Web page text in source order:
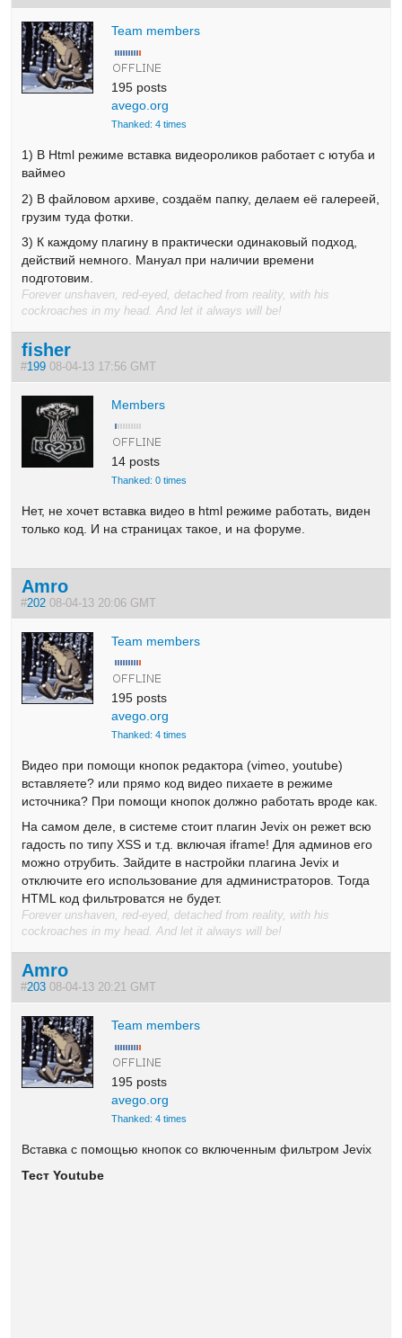
Team members
195 posts
avego.org
Thanked: 4 times
1) В Html режиме вставка видеороликов работает с ютуба и
ваймео
2) В файловом архиве, создаём папку, делаем её галереей,
грузим туда фотки.
3) К каждому плагину в практически одинаковый подход,
действий немного. Мануал при наличии времени
подготовим.
Forever unshaven, red-eyed, detached from reality, with his
cockroaches in my head. And let it always will be!
fisher
#199 08-04-13 17:56 GMT
Members
14 posts
Thanked: 0 times
Нет, не хочет вставка видео в html режиме работать, виден
только код. И на страницах такое, и на форуме.
Amro
#202 08-04-13 20:06 GMT
Team members
195 posts
avego.org
Thanked: 4 times
Видео при помощи кнопок редактора (vimeo, youtube)
вставляете? или прямо код видео пихаете в режиме
источника? При помощи кнопок должно работать вроде как.
На самом деле, в системе стоит плагин Jevix он режет всю
гадость по типу XSS и т.д. включая iframe! Для админов его
можно отрубить. Зайдите в настройки плагина Jevix и
отключите его использование для администраторов. Тогда
HTML код фильтроватся не будет.
Forever unshaven, red-eyed, detached from reality, with his
cockroaches in my head. And let it always will be!
Amro
#203 08-04-13 20:21 GMT
Team members
195 posts
avego.org
Thanked: 4 times
Вставка с помощью кнопок со включенным фильтром Jevix
Тест Youtube